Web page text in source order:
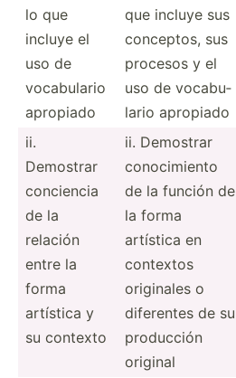
lo que
incluye el
uso de
vocabu­lario
apropiado
que incluye sus
conceptos, sus
procesos y el
uso de vocabu­
lario apropiado
ii.
Demostrar
conciencia
de la
relación
entre la
forma
artística y
su contexto
ii. Demostrar
conoci­miento
de la función de
la forma
artística en
contextos
originales o
diferentes de su
producción
original